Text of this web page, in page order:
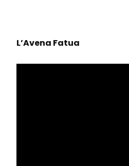
L’Avena Fatua